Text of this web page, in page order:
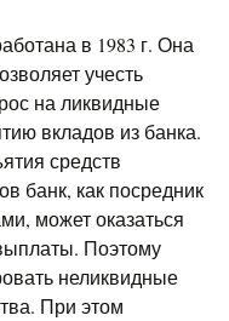
в 1983 г. Она
учесть
на ликвидные
вкладов из банка.
средств
банк, как посредник
может оказаться
Поэтому
неликвидные
При этом